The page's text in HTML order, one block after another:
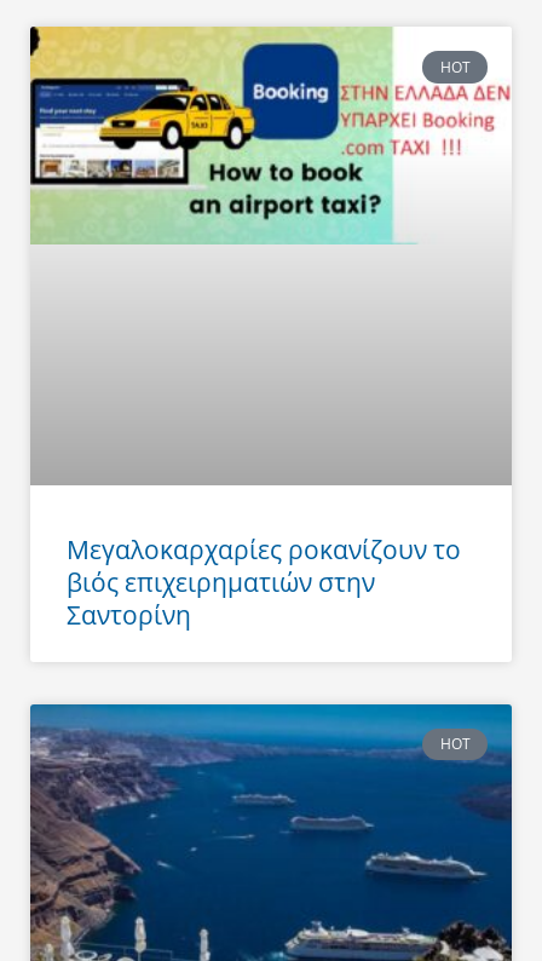
HOT
Μεγαλοκαρχαρίες ροκανίζουν το
βιός επιχειρηματιών στην
Σαντορίνη
HOT